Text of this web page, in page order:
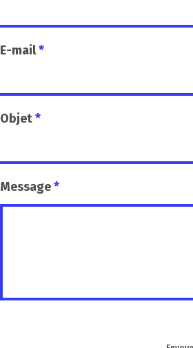
E-mail*
Objet*
Message*